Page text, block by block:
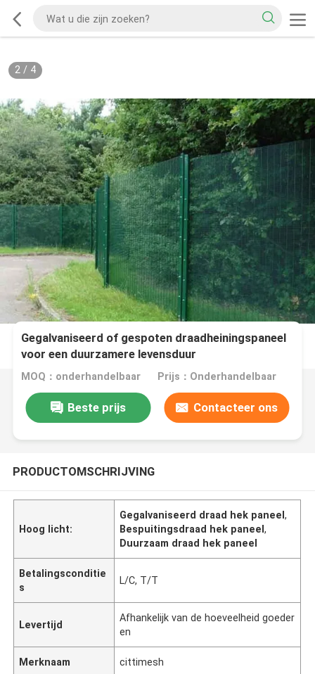
2/ 4
Gegalvaniseerd of gespoten draadheiningspaneel
voor een duurzamere levensduur
MOQ：onderhandelbaar Prijs：Onderhandelbaar
Beste prijs Contacteer ons
PRODUCTOMSCHRIJVING
Hoog licht:
Gegalvaniseerd draad hek paneel,
Bespuitingsdraad hek paneel,
Duurzaam draad hek paneel
Betalingsconditie
s
L/C, T/T
Levertijd
Afhankelijk van de hoeveelheid goeder
en
Merknaam cittimesh